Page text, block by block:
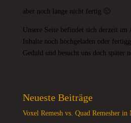
aber noch lange nicht fertig 🙂
Unsere Seite befindet sich derzeit im
Inhalte noch hochgeladen oder
Geduld und besucht uns doch später
Neueste Beiträge
Voxel Remesh vs. Quad Remesher in